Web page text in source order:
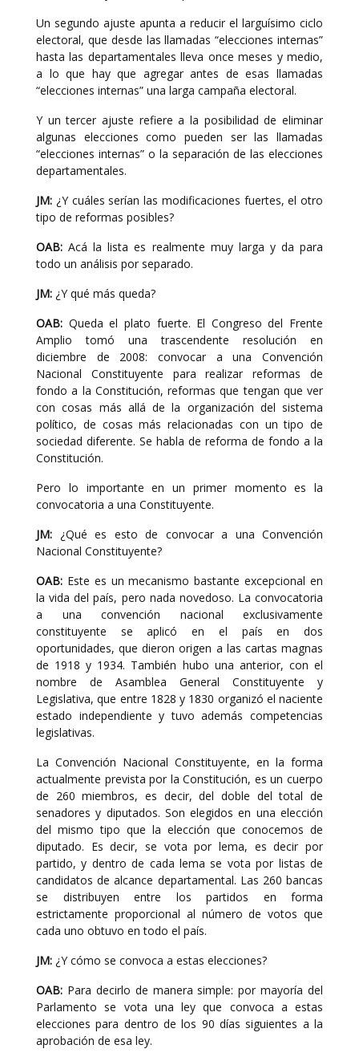
Un segundo ajuste apunta a reducir el larguísimo ciclo
electoral, que desde las llamadas “elecciones internas”
hasta las departamentales lleva once meses y medio,
a lo que hay que agregar antes de esas llamadas
“elecciones internas” una larga campaña electoral.
Y un tercer ajuste refiere a la posibilidad de eliminar
algunas elecciones como pueden ser las llamadas
“elecciones internas” o la separación de las elecciones
departamentales.
JM: ¿Y cuáles serían las modificaciones fuertes, el otro
tipo de reformas posibles?
OAB: Acá la lista es realmente muy larga y da para
todo un análisis por separado.
JM: ¿Y qué más queda?
OAB: Queda el plato fuerte. El Congreso del Frente
Amplio tomó una trascendente resolución en
diciembre de 2008: convocar a una Convención
Nacional Constituyente para realizar reformas de
fondo a la Constitución, reformas que tengan que ver
con cosas más allá de la organización del sistema
político, de cosas más relacionadas con un tipo de
sociedad diferente. Se habla de reforma de fondo a la
Constitución.
Pero lo importante en un primer momento es la
convocatoria a una Constituyente.
JM: ¿Qué es esto de convocar a una Convención
Nacional Constituyente?
OAB: Este es un mecanismo bastante excepcional en
la vida del país, pero nada novedoso. La convocatoria
a una convención nacional exclusivamente
constituyente se aplicó en el país en dos
oportunidades, que dieron origen a las cartas magnas
de 1918 y 1934. También hubo una anterior, con el
nombre de Asamblea General Constituyente y
Legislativa, que entre 1828 y 1830 organizó el naciente
estado independiente y tuvo además competencias
legislativas.
La Convención Nacional Constituyente, en la forma
actualmente prevista por la Constitución, es un cuerpo
de 260 miembros, es decir, del doble del total de
senadores y diputados. Son elegidos en una elección
del mismo tipo que la elección que conocemos de
diputado. Es decir, se vota por lema, es decir por
partido, y dentro de cada lema se vota por listas de
candidatos de alcance departamental. Las 260 bancas
se distribuyen entre los partidos en forma
estrictamente proporcional al número de votos que
cada uno obtuvo en todo el país.
JM: ¿Y cómo se convoca a estas elecciones?
OAB: Para decirlo de manera simple: por mayoría del
Parlamento se vota una ley que convoca a estas
elecciones para dentro de los 90 días siguientes a la
aprobación de esa ley.